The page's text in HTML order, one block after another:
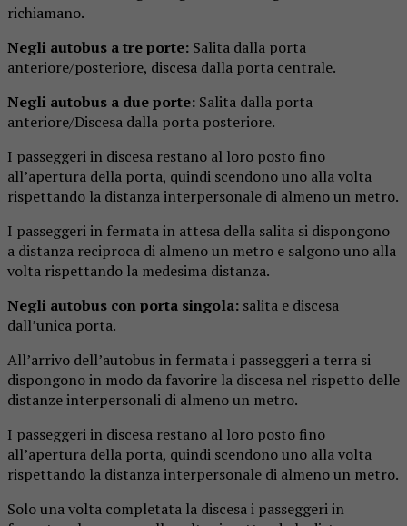
richiamano.
Negli autobus a tre porte: Salita dalla porta
anteriore/posteriore, discesa dalla porta centrale.
Negli autobus a due porte: Salita dalla porta
anteriore/Discesa dalla porta posteriore.
I passeggeri in discesa restano al loro posto fino
all’apertura della porta, quindi scendono uno alla volta
rispettando la distanza interpersonale di almeno un metro.
I passeggeri in fermata in attesa della salita si dispongono
a distanza reciproca di almeno un metro e salgono uno alla
volta rispettando la medesima distanza.
Negli autobus con porta singola: salita e discesa
dall’unica porta.
All’arrivo dell’autobus in fermata i passeggeri a terra si
dispongono in modo da favorire la discesa nel rispetto delle
distanze interpersonali di almeno un metro.
I passeggeri in discesa restano al loro posto fino
all’apertura della porta, quindi scendono uno alla volta
rispettando la distanza interpersonale di almeno un metro.
Solo una volta completata la discesa i passeggeri in